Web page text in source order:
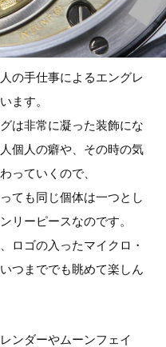
の手仕事によるエングレ
ます。
は非常に凝った装飾にな
個人の癖や、その時の気
っていくので、
ても同じ個体は一つとし
リーピースなのです。
ロゴの入ったマイクロ・
つまででも眺めて楽しん
ンダーやムーンフェイ